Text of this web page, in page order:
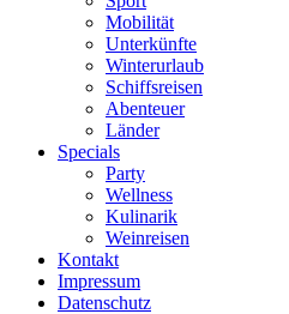
Mobilität
Unterkünfte
Winterurlaub
Schiffsreisen
Abenteuer
Länder
Specials
Party
Wellness
Kulinarik
Weinreisen
Kontakt
Impressum
Datenschutz